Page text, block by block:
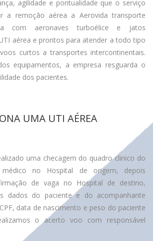
agilidade e pontualidade que o serviço
a remoção aérea a Aerovida transporte
com aeronaves turboélice e jatos
aérea e prontos para atender a todo tipo
curtos a transportes intercontinentais.
equipamentos, a empresa resguarda o
dos pacientes.
UMA UTI AÉREA
uma checagem do quadro clinico do
no Hospital de origem, depois
de vaga no Hospital de destino,
dados do paciente e do acompanhante
data de nascimento e peso do paciente
o acerto voo com responsável